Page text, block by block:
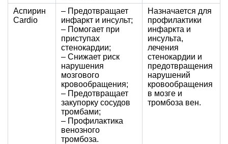
Аспирин
Cardio
– Предотвращает
инфаркт и инсульт;
– Помогает при
приступах
стенокардии;
– Снижает риск
нарушения
мозгового
кровообращения;
– Предотвращает
закупорку сосудов
тромбами;
– Профилактика
венозного
тромбоза.
Назначается для
профилактики
инфаркта и
инсульта,
лечения
стенокардии и
предотвращения
нарушений
кровообращения
в мозге и
тромбоза вен.